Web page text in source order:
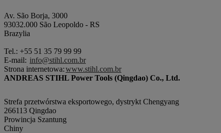
Av. São Borja, 3000
93032.000 São Leopoldo - RS
Brazylia
Tel.: +55 51 35 79 99 99
E-mail: info@stihl.com.br
Strona internetowa:www.stihl.com.br
ANDREAS STIHL Power Tools (Qingdao) Co., Ltd.
Strefa przetwórstwa eksportowego, dystrykt Chengyang
266113 Qingdao
Prowincja Szantung
Chiny